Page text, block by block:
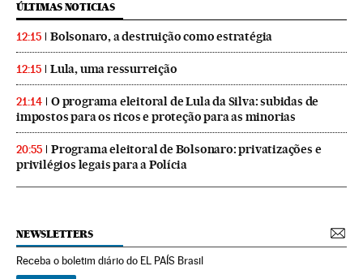
ÚLTIMAS NOTICIAS
12:15 Bolsonaro, a destruição como estratégia
12:15 Lula, uma ressurreição
21:14
O programa eleitoral de Lula da Silva: subidas de
impostos para os ricos e proteção para as minorias
20:55
Programa eleitoral de Bolsonaro: privatizações e
privilégios legais para a Polícia
NEWSLETTERS
Receba o boletim diário do EL PAÍS Brasil